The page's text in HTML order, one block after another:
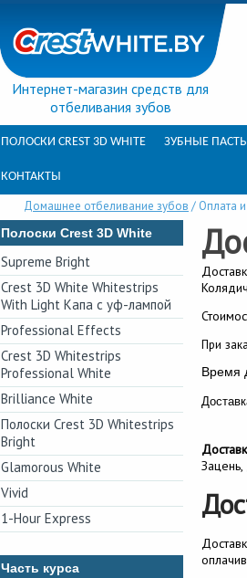
Интернет-магазин средств для
отбеливания зубов
ПОЛОСКИ CREST 3D WHITE ЗУБНЫЕ ПАСТЫ
КОНТАКТЫ
Домашнее отбеливание зубов / Оплата
Полоски Crest 3D White
Supreme Bright
Crest 3D White Whitestrips
With Light Капа с уф-лампой
Professional Effects
Crest 3D Whitestrips
Professional White
Brilliance White
Полоски Crest 3D Whitestrips
Bright
Glamorous White
Vivid
1-Hour Express
Часть курса
При
Время